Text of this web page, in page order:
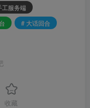
服务端
# 大话回合
收藏